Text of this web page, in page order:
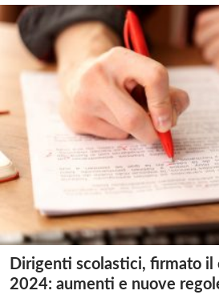
Dirigenti scolastici, firmato
2024: aumenti e nuove